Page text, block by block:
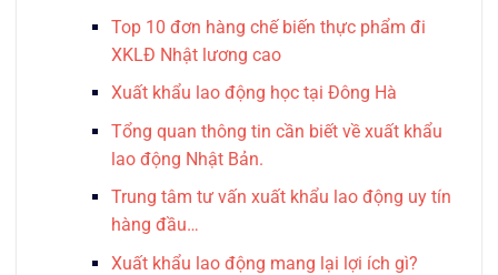
Top 10 đơn hàng chế biến thực phẩm đi
XKLĐ Nhật lương cao
Xuất khẩu lao động học tại Đông Hà
Tổng quan thông tin cần biết về xuất khẩu
lao động Nhật Bản.
Trung tâm tư vấn xuất khẩu lao động uy tín
hàng đầu…
Xuất khẩu lao động mang lại lợi ích gì?